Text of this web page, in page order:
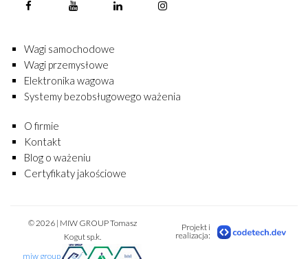
Wagi samochodowe
Wagi przemysłowe
Elektronika wagowa
Systemy bezobsługowego ważenia
O firmie
Kontakt
Blog o ważeniu
Certyfikaty jakościowe
© 2026 | MIW GROUP Tomasz
Kogut sp.k.
miw group
Projekt i
realizacja: